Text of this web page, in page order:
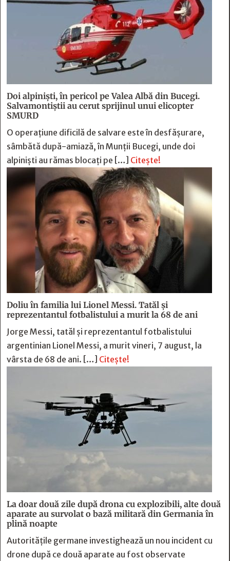
Doi alpiniști, în pericol pe Valea Albă din Bucegi.
Salvamontiștii au cerut sprijinul unui elicopter
SMURD
O operațiune dificilă de salvare este în desfășurare,
sâmbătă după-amiază, în Munții Bucegi, unde doi
alpiniști au rămas blocați pe […] Citește!
Doliu în familia lui Lionel Messi. Tatăl și
reprezentantul fotbalistului a murit la 68 de ani
Jorge Messi, tatăl și reprezentantul fotbalistului
argentinian Lionel Messi, a murit vineri, 7 august, la
vârsta de 68 de ani. […] Citește!
La doar două zile după drona cu explozibili, alte două
aparate au survolat o bază militară din Germania în
plină noapte
Autoritățile germane investighează un nou incident cu
drone după ce două aparate au fost observate